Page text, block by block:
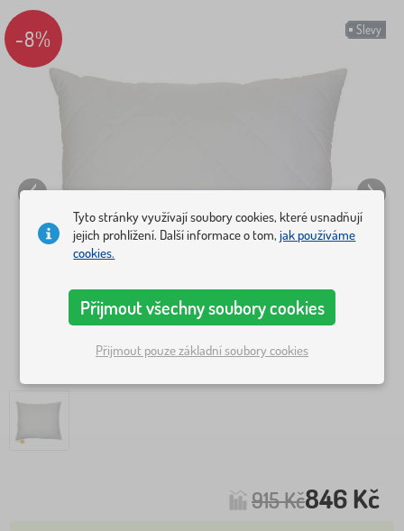
Slevy
-8%
915 Kč846 Kč
Tyto stránky využívají soubory cookies, které usnadňují
jejich prohlížení. Další informace o tom,jak používáme
cookies.
Přijmout všechny soubory cookies
Přijmout pouze základní soubory cookies